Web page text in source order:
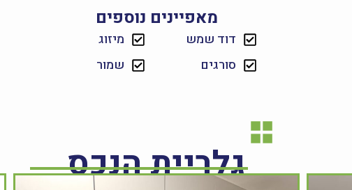
מאפיינים נוספים
דוד שמש
מיזוג
סורגים
שמור
גלריית הנכס